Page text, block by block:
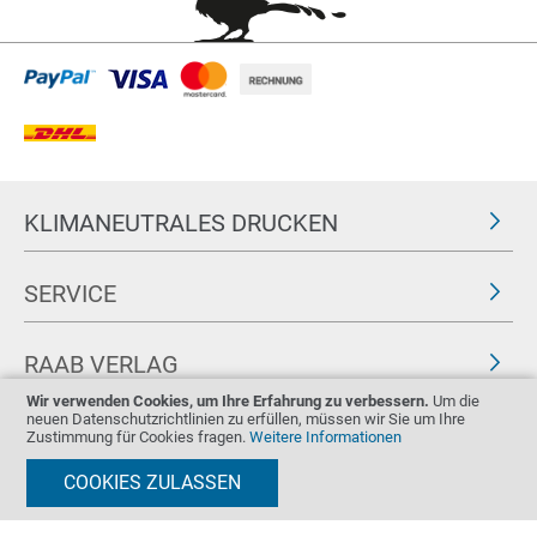
Wir verwenden Cookies, um Ihre Erfahrung zu verbessern. Um die
neuen Datenschutzrichtlinien zu erfüllen, müssen wir Sie um Ihre
Zustimmung für Cookies fragen. Weitere Informationen
COOKIES ZULASSEN
KLIMANEUTRALES DRUCKEN
SERVICE
RAAB VERLAG
FOLGEN SIE UNS ZERTIFIKATE